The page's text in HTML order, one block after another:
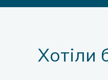
Хотіли